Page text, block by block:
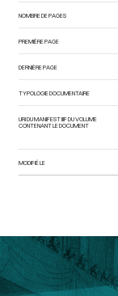
NOMBRE DE PAGES
PREMIÈRE PAGE
DERNIÈRE PAGE
TYPOLOGIE DOCUMENTAIRE
URI DU MANIFEST IIIF DU VOLUME
CONTENANT LE DOCUMENT
MODIFIÉ LE